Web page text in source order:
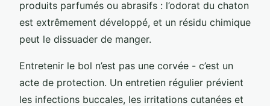
produits parfumés ou abrasifs : l’odorat du chaton
est extrêmement développé, et un résidu chimique
peut le dissuader de manger.
Entretenir le bol n’est pas une corvée - c’est un
acte de protection. Un entretien régulier prévient
les infections buccales, les irritations cutanées et